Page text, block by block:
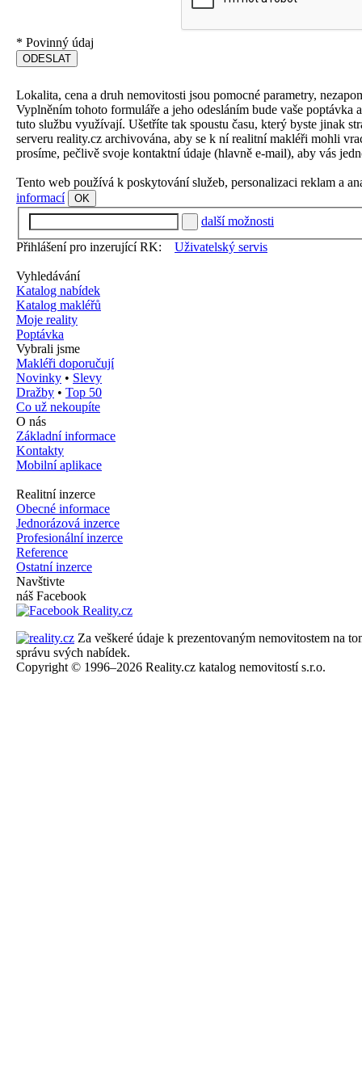
* Povinný údaj
Lokalita, cena a druh nemovitosti jsou pomocné parametry,
Vyplněním tohoto formuláře a jeho odesláním bude vaše
tuto službu využívají. Ušetříte tak spoustu času, který byste jinak
serveru reality.cz archivována, aby se k ní realitní makléři mohli
prosíme, pečlivě svoje kontaktní údaje (hlavně e-mail), aby vás
Tento web používá k poskytování služeb, personalizaci reklam a
informací
OK
další možnosti
Přihlášení pro inzerující RK:
Uživatelský servis
Vyhledávání
Katalog nabídek
Katalog makléřů
Moje reality
Poptávka
Vybrali jsme
Makléři doporučují
Novinky • Slevy
Dražby • Top 50
Co už nekoupíte
O nás
Základní informace
Kontakty
Mobilní aplikace
Realitní inzerce
Obecné informace
Jednorázová inzerce
Profesionální inzerce
Reference
Ostatní inzerce
Navštivte
náš Facebook
Za veškeré údaje k prezentovaným nemovitostem na
správu svých nabídek.
Copyright © 1996–2026 Reality.cz katalog nemovitostí s.r.o.